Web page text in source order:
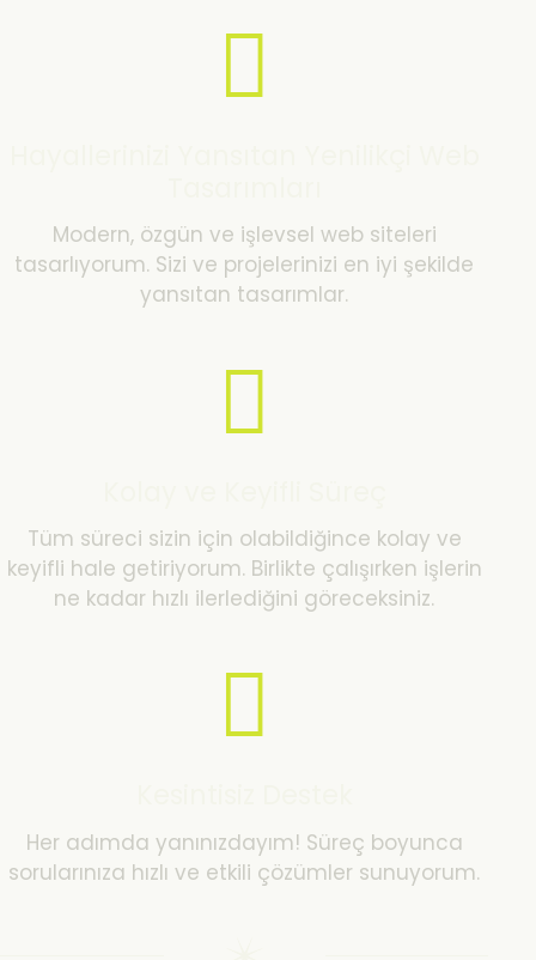
Modern, özgün ve işlevsel web siteleri
tasarlıyorum. Sizi ve projelerinizi en iyi şekilde
yansıtan tasarımlar.
Tüm süreci sizin için olabildiğince kolay ve
keyifli hale getiriyorum. Birlikte çalışırken işlerin
ne kadar hızlı ilerlediğini göreceksiniz.
Her adımda yanınızdayım! Süreç boyunca
sorularınıza hızlı ve etkili çözümler sunuyorum.